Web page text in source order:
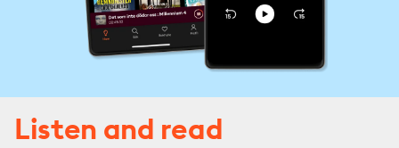
Listen and read